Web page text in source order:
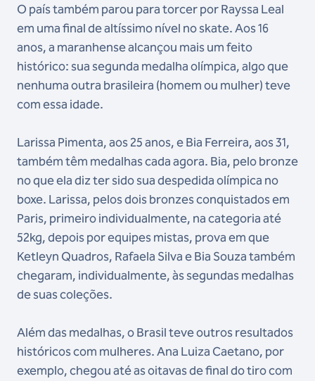
O país também parou para torcer por Rayssa Leal
em uma final de altíssimo nível no skate. Aos 16
anos, a maranhense alcançou mais um feito
histórico: sua segunda medalha olímpica, algo que
nenhuma outra brasileira (homem ou mulher) teve
com essa idade.
Larissa Pimenta, aos 25 anos, e Bia Ferreira, aos 31,
também têm medalhas cada agora. Bia, pelo bronze
no que ela diz ter sido sua despedida olímpica no
boxe. Larissa, pelos dois bronzes conquistados em
Paris, primeiro individualmente, na categoria até
52kg, depois por equipes mistas, prova em que
Ketleyn Quadros, Rafaela Silva e Bia Souza também
chegaram, individualmente, às segundas medalhas
de suas coleções.
Além das medalhas, o Brasil teve outros resultados
históricos com mulheres. Ana Luiza Caetano, por
exemplo, chegou até as oitavas de final do tiro com